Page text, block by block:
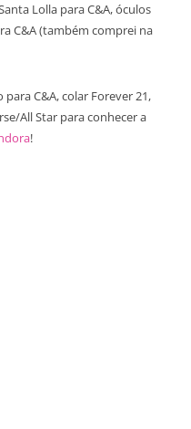
Lolla para C&A, óculos
C&A (também comprei na
C&A, colar Forever 21,
All Star para conhecer a
!